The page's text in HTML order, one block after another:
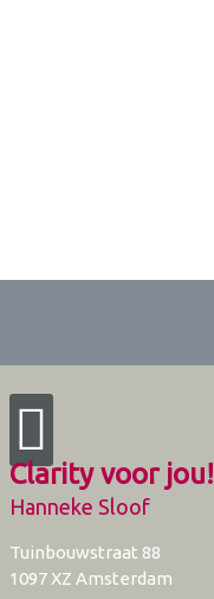
Clarity voor jou!
Hanneke Sloof
Tuinbouwstraat 88
1097 XZ Amsterdam